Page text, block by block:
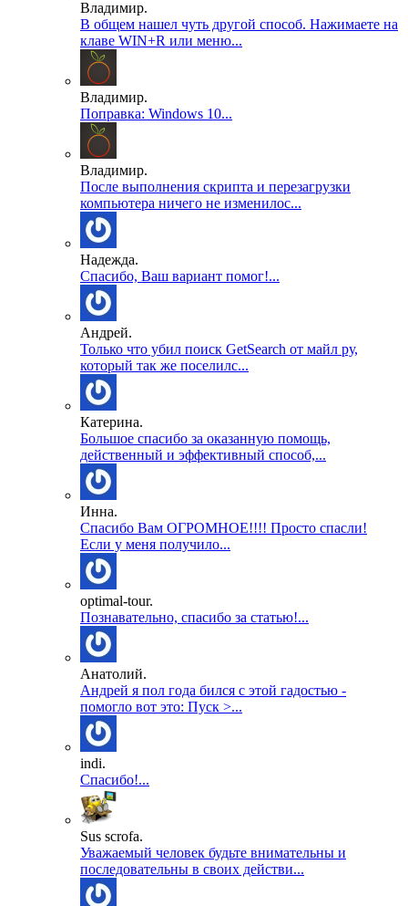
Владимир.
В общем нашел чуть другой способ. Нажимаете на
клаве WIN+R или меню...
Владимир.
Поправка: Windows 10...
Владимир.
После выполнения скрипта и перезагрузки
компьютера ничего не изменилос...
Надежда.
Спасибо, Ваш вариант помог!...
Андрей.
Только что убил поиск GetSearch от майл ру,
который так же поселилс...
Катерина.
Большое спасибо за оказанную помощь,
действенный и эффективный способ,...
Инна.
Спасибо Вам ОГРОМНОЕ!!!! Просто спасли!
Если у меня получило...
optimal-tour.
Познавательно, спасибо за статью!...
Анатолий.
Андрей я пол года бился с этой гадостью -
помогло вот это: Пуск >...
indi.
Спасибо!...
Sus scrofa.
Уважаемый человек будьте внимательны и
последовательны в своих действи...